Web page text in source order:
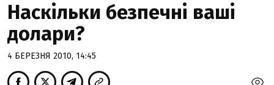
Наскільки безпечні ваші
долари?
4 БЕРЕЗНЯ 2010, 14:45